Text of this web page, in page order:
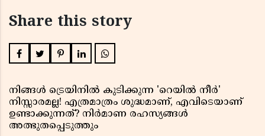
Share this story
നിങ്ങൾ ട്രെയിനിൽ കുടിക്കുന്ന 'റെയിൽ നീർ'
നിസ്സാരമല്ല! എത്രമാത്രം ശുദ്ധമാണ്, എവിടെയാണ്
ഉണ്ടാക്കുന്നത്? നിർമാണ രഹസ്യങ്ങൾ
അത്ഭുതപ്പെടുത്തും